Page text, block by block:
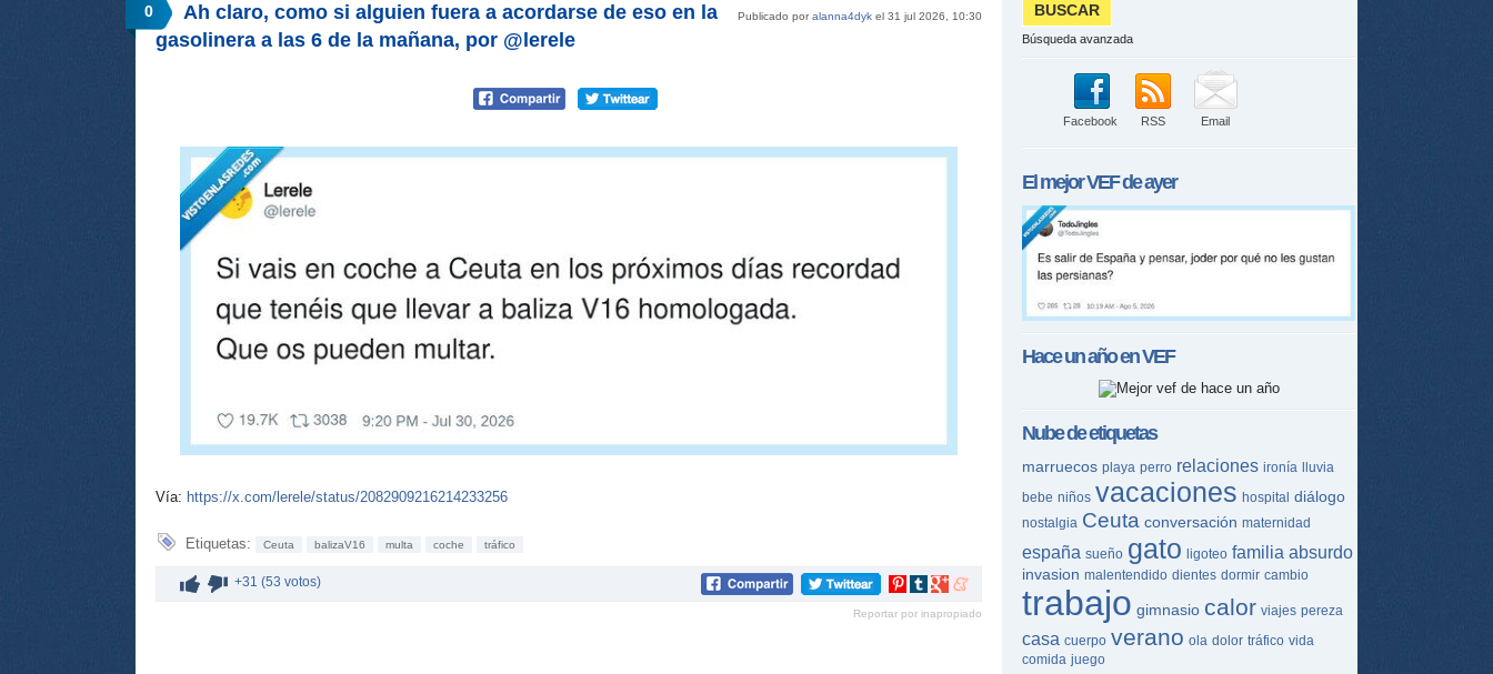
0 Publicado poralanna4dyk el 31 jul 2026, 10:30
Ah claro, como si alguien fuera a acordarse de eso en la
gasolinera a las 6 de la mañana, por @lerele
Vía: https://x.com/lerele/status/2082909216214233256
Etiquetas: Ceuta balizaV16 multa coche tráfico
+31 (53 votos)
Compartir
Pinterest
Compartir
tumblr
Compartir
Google+
Compartir
meneame
Reportar por inapropiado
Búsqueda avanzada
Facebook RSS Email
El mejorVEFde ayer
Hace un año enVEF
Nube de etiquetas
marruecos playa perro relaciones ironía lluvia
bebe niños vacaciones hospital diálogo
nostalgia Ceuta conversación maternidad
españa sueño gato ligoteo familia absurdo
invasion malentendido dientes dormir cambio
trabajo gimnasio calor viajes pereza
casa cuerpo verano ola dolor tráfico vida
comida juego